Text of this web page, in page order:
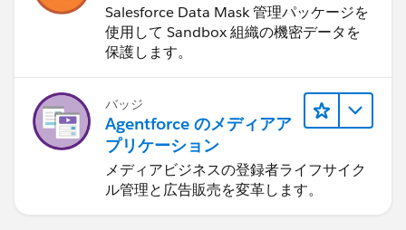
Salesforce Data Mask 管理パッケージを
使用して Sandbox 組織の機密データを
保護します。
バッジ
Agentforce のメディアア
プリケーション
メディアビジネスの登録者ライフサイク
ル管理と広告販売を変革します。